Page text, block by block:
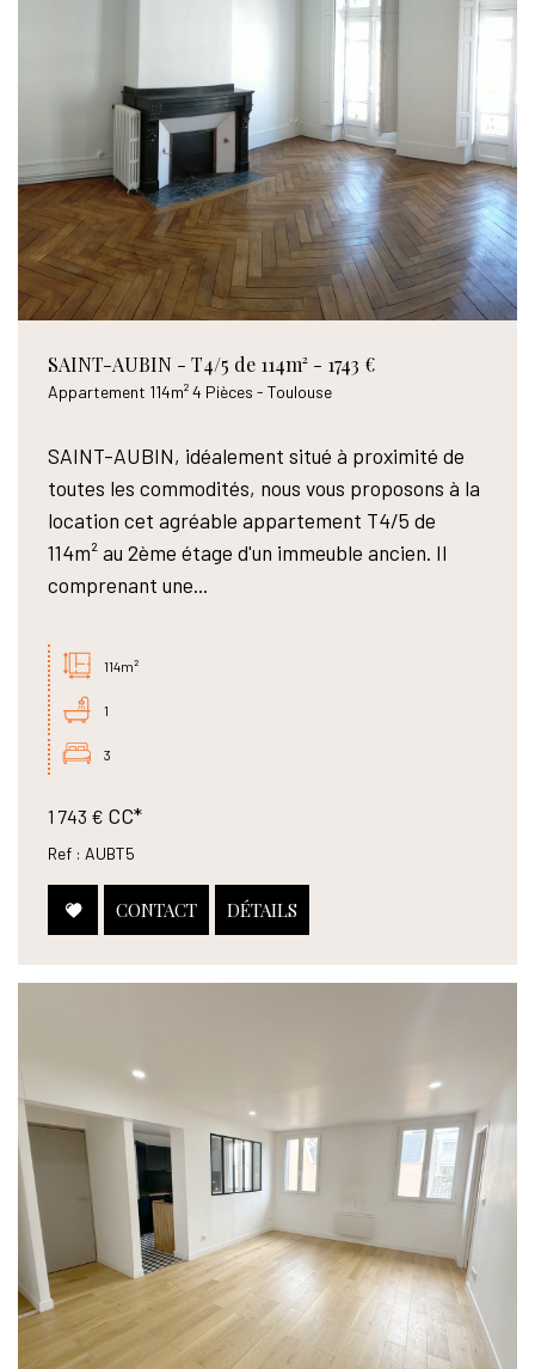
5KM 10KM 25KM
Critères supplémentaires
plus de critères
SAINT-AUBIN - T4/5 de 114m² - 1743 €
Appartement 114m² 4 Pièces - Toulouse
SAINT-AUBIN, idéalement situé à proximité de
toutes les commodités, nous vous proposons à la
location cet agréable appartement T4/5 de
114m² au 2ème étage d'un immeuble ancien. Il
comprenant une...
114m²
1
3
1 743 € CC*
Ref : AUBT5
CONTACT DÉTAILS